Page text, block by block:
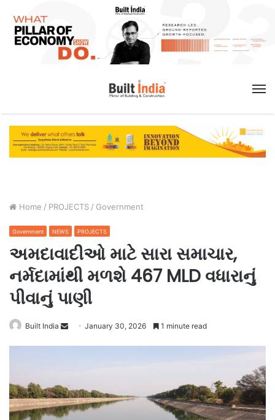
Home / PROJECTS / Government
Government NEWS PROJECTS
અમદાવાદીઓ માટે સારા સમાચાર,
નર્મદામાંથી મળશે 467 MLD વધારાનું
પીવાનું પાણી
Built India
SendJanuary 30, 2026 1 minute read